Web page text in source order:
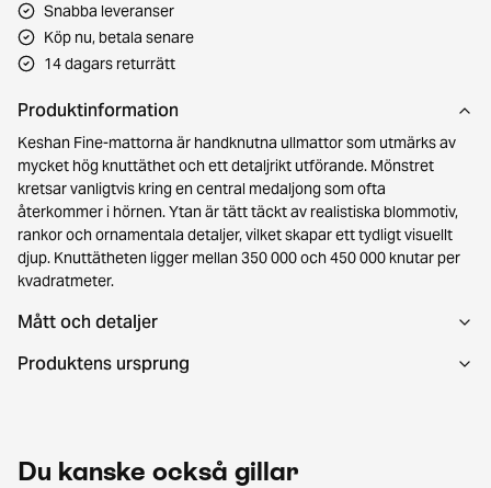
Snabba leveranser
Köp nu, betala senare
14 dagars returrätt
Produktinformation
Keshan Fine-mattorna är handknutna ullmattor som utmärks av
mycket hög knuttäthet och ett detaljrikt utförande. Mönstret
kretsar vanligtvis kring en central medaljong som ofta
återkommer i hörnen. Ytan är tätt täckt av realistiska blommotiv,
rankor och ornamentala detaljer, vilket skapar ett tydligt visuellt
djup. Knuttätheten ligger mellan 350 000 och 450 000 knutar per
kvadratmeter.
Mått och detaljer
Produktens ursprung
Du kanske också gillar